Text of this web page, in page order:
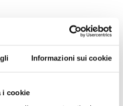
Informazioni sui cookie
i cookie